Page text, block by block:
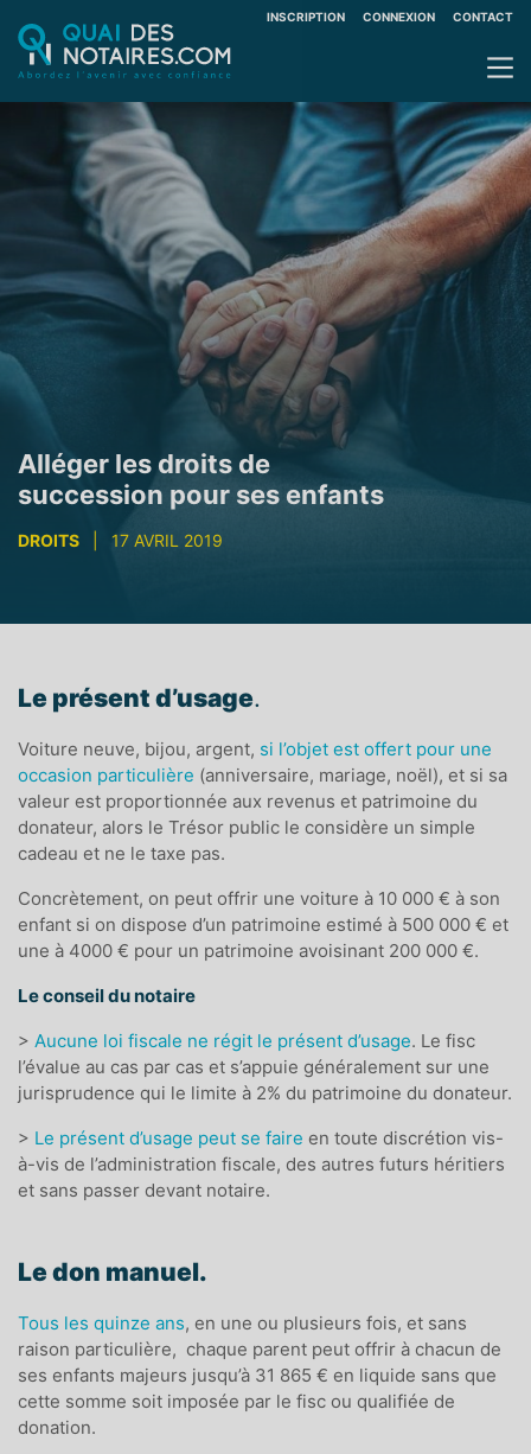
INSCRIPTION CONNEXION CONTACT
Alléger les droits de
succession pour ses enfants
DROITS 17 AVRIL 2019
Le présent d’usage.
Voiture neuve, bijou, argent, si l’objet est offert pour une
occasion particulière (anniversaire, mariage, noël), et si sa
valeur est proportionnée aux revenus et patrimoine du
donateur, alors le Trésor public le considère un simple
cadeau et ne le taxe pas.
Concrètement, on peut offrir une voiture à 10 000 € à son
enfant si on dispose d’un patrimoine estimé à 500 000 € et
une à 4000 € pour un patrimoine avoisinant 200 000 €.
Le conseil du notaire
> Aucune loi fiscale ne régit le présent d’usage. Le fisc
l’évalue au cas par cas et s’appuie généralement sur une
jurisprudence qui le limite à 2% du patrimoine du donateur.
> Le présent d’usage peut se faire en toute discrétion vis-
à-vis de l’administration fiscale, des autres futurs héritiers
et sans passer devant notaire.
Le don manuel.
Tous les quinze ans, en une ou plusieurs fois, et sans
raison particulière, chaque parent peut offrir à chacun de
ses enfants majeurs jusqu’à 31 865 € en liquide sans que
cette somme soit imposée par le fisc ou qualifiée de
donation.